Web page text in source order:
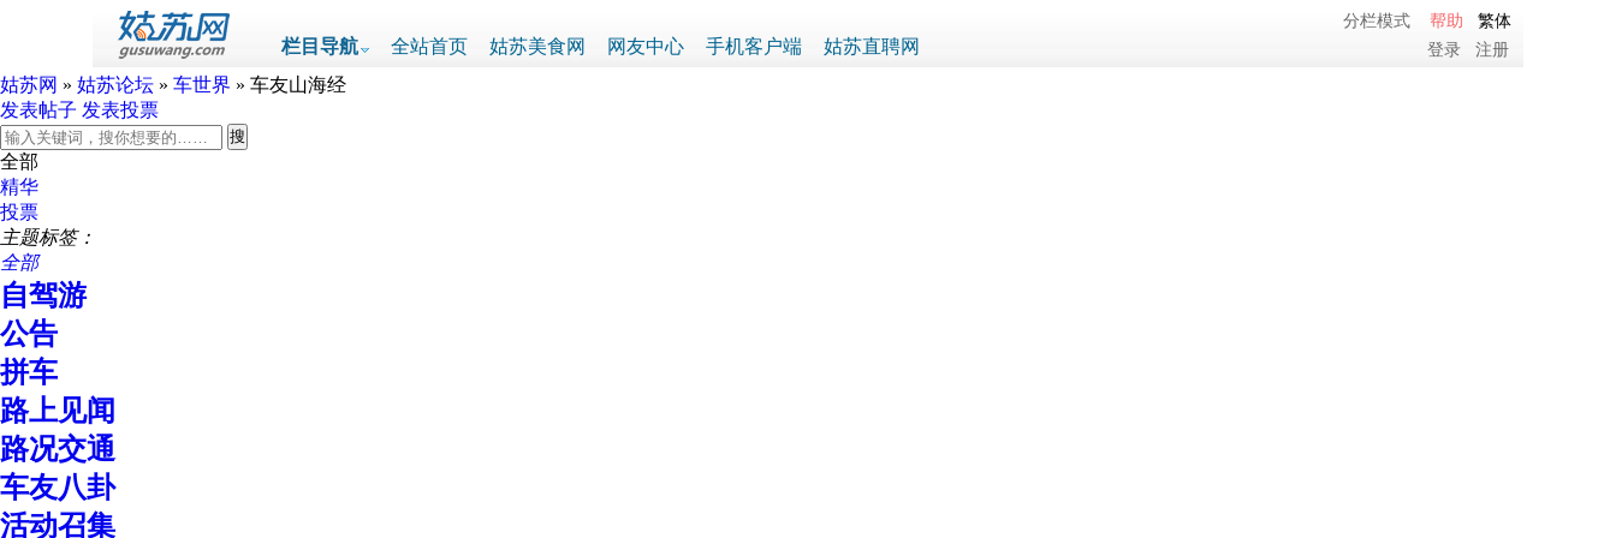
栏目导航 全站首页 姑苏美食网 网友中心 手机客户端 姑苏直聘网
分栏模式 帮助
繁体
登录
注册
姑苏网 » 姑苏论坛 » 车世界 » 车友山海经
发表帖子 发表投票
全部
精华
投票
主题标签：
全部
自驾游
公告
拼车
路上见闻
路况交通
车友八卦
活动召集